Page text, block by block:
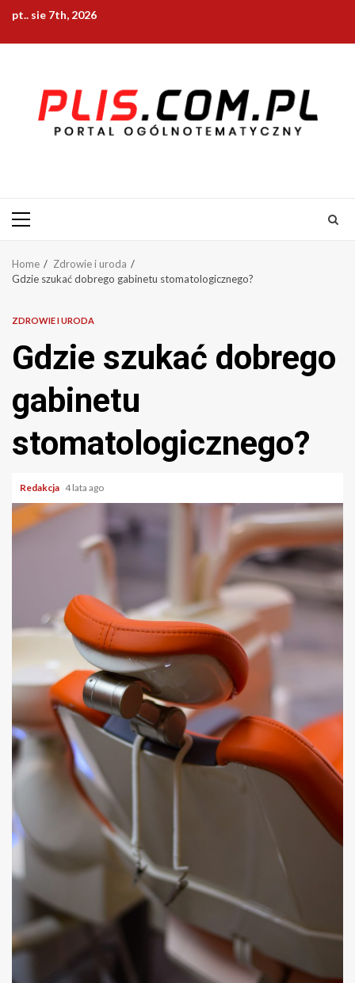
Skip
content
pt.. sie 7th, 2026
Primary
Home
Zdrowie i uroda
Gdzie szukać dobrego gabinetu stomatologicznego?
ZDROWIE I URODA
Gdzie szukać dobrego
gabinetu
stomatologicznego?
Redakcja 4 lata ago